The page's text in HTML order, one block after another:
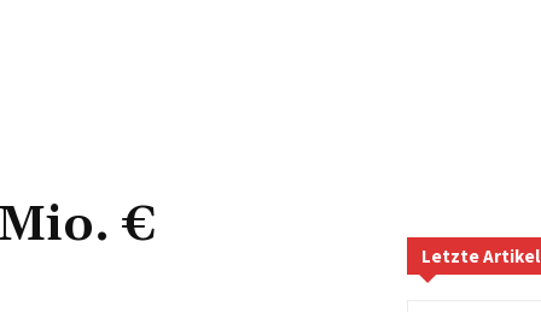
€
Letzte Artikel